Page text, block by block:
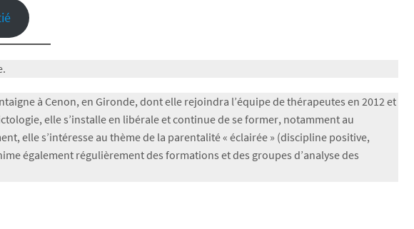
à Cenon, en Gironde, dont elle rejoindra l’équipe de thérapeutes en 2012 et
elle s’installe en libérale et continue de se former, notamment au
elle s’intéresse au thème de la parentalité « éclairée » (discipline positive,
également régulièrement des formations et des groupes d’analyse des